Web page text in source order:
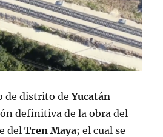
de distrito deYucatán
definitiva de la obra del
delTren Maya; el cual se